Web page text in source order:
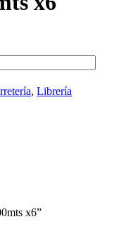
, Librería
x6”